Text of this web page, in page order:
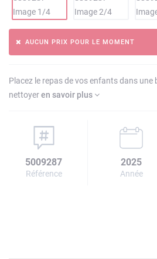
AUCUN PRIX POUR LE MOMENT
Placez le repas de vos enfants dans une
nettoyeren savoir plus
5009287
Référence
2025
Année